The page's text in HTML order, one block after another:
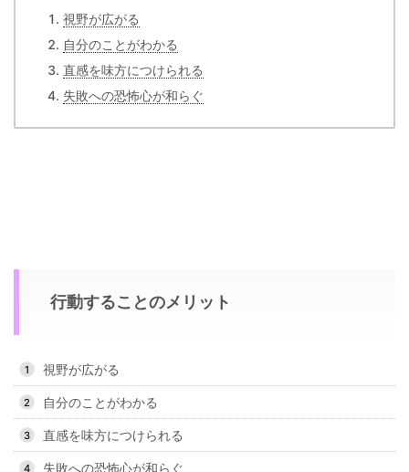
視野が広がる
自分のことがわかる
直感を味方につけられる
失敗への恐怖心が和らぐ
行動することのメリット
視野が広がる
自分のことがわかる
直感を味方につけられる
失敗への恐怖心が和らぐ